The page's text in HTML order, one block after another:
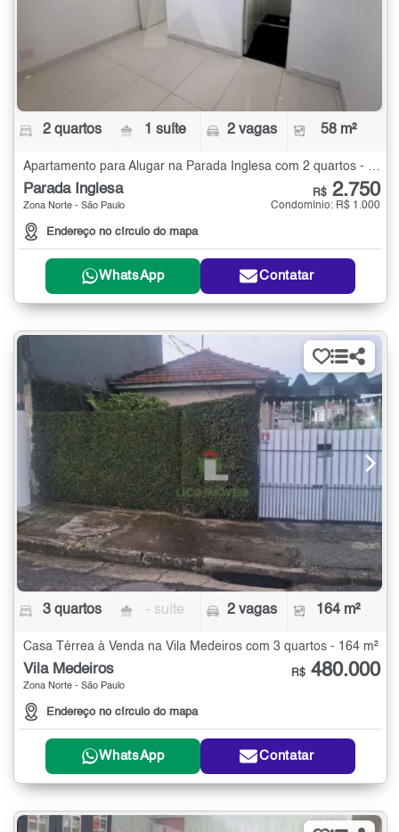
2 quartos 1 suíte 2 vagas 58 m²
Parada Inglesa
Zona Norte - São Paulo
Endereço no círculo do mapa
R$ 2.750
Condomínio: R$ 1.000
WhatsApp Contatar
3 quartos - suíte 2 vagas 164 m²
Casa Térrea à Venda na Vila Medeiros com 3 quartos - 164 m²
Vila Medeiros
Zona Norte - São Paulo
Endereço no círculo do mapa
R$ 480.000
WhatsApp Contatar